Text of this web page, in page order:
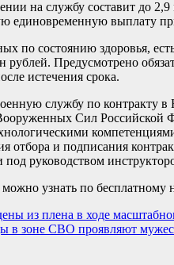
на службу составит до
выплату
по состоянию здоровья,
рублей. Предусмотрено
истечения срока.
службу по контракту
Сил Российской
отбора и подписания
под руководством
узнать по бесплатному
из плена в ходе
зоне СВО проявляют